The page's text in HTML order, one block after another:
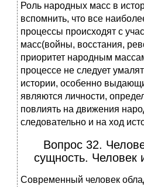
Роль народных масс в
вспомнить, что все
процессы происходят с
масс(войны, восстания,
приоритет народным
процессе не следует
истории, особенно
являются личности,
повлиять на движения
следовательно и на ход
Вопрос 32.
сущность. Человек
Современный человек